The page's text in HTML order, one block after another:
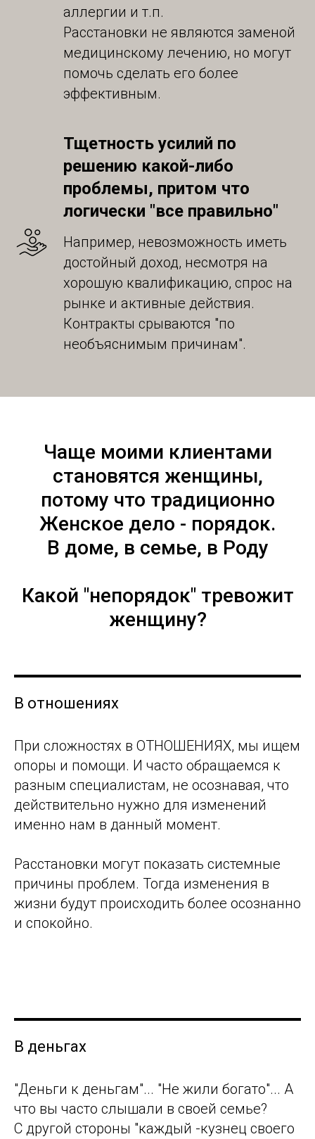
аллергии и т.п.
Расстановки не являются заменой
медицинскому лечению, но могут
помочь сделать его более
эффективным.
Тщетность усилий по
решению какой-либо
проблемы, притом что
логически "все правильно"
Например, невозможность иметь
достойный доход, несмотря на
хорошую квалификацию, спрос на
рынке и активные действия.
Контракты срываются "по
необъяснимым причинам".
Чаще моими клиентами
становятся женщины,
потому что традиционно
Женское дело - порядок.
В доме, в семье, в Роду
Какой "непорядок" тревожит
женщину?
В отношениях
При сложностях в ОТНОШЕНИЯХ, мы ищем
опоры и помощи. И часто обращаемся к
разным специалистам, не осознавая, что
действительно нужно для изменений
именно нам в данный момент.
Расстановки могут показать системные
причины проблем. Тогда изменения в
жизни будут происходить более осознанно
и спокойно.
В деньгах
"Деньги к деньгам"... "Не жили богато"... А
что вы часто слышали в своей семье?
С другой стороны "каждый -кузнец своего